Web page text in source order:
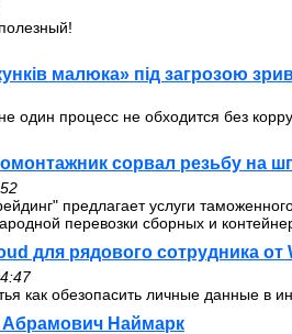
малюка» під загрозою
один процесс не обходится без
сорвал резьбу на
предлагает услуги
перевозки сборных и
для рядового сотрудника от
как обезопасить личные данные в
Абрамович Наймарк